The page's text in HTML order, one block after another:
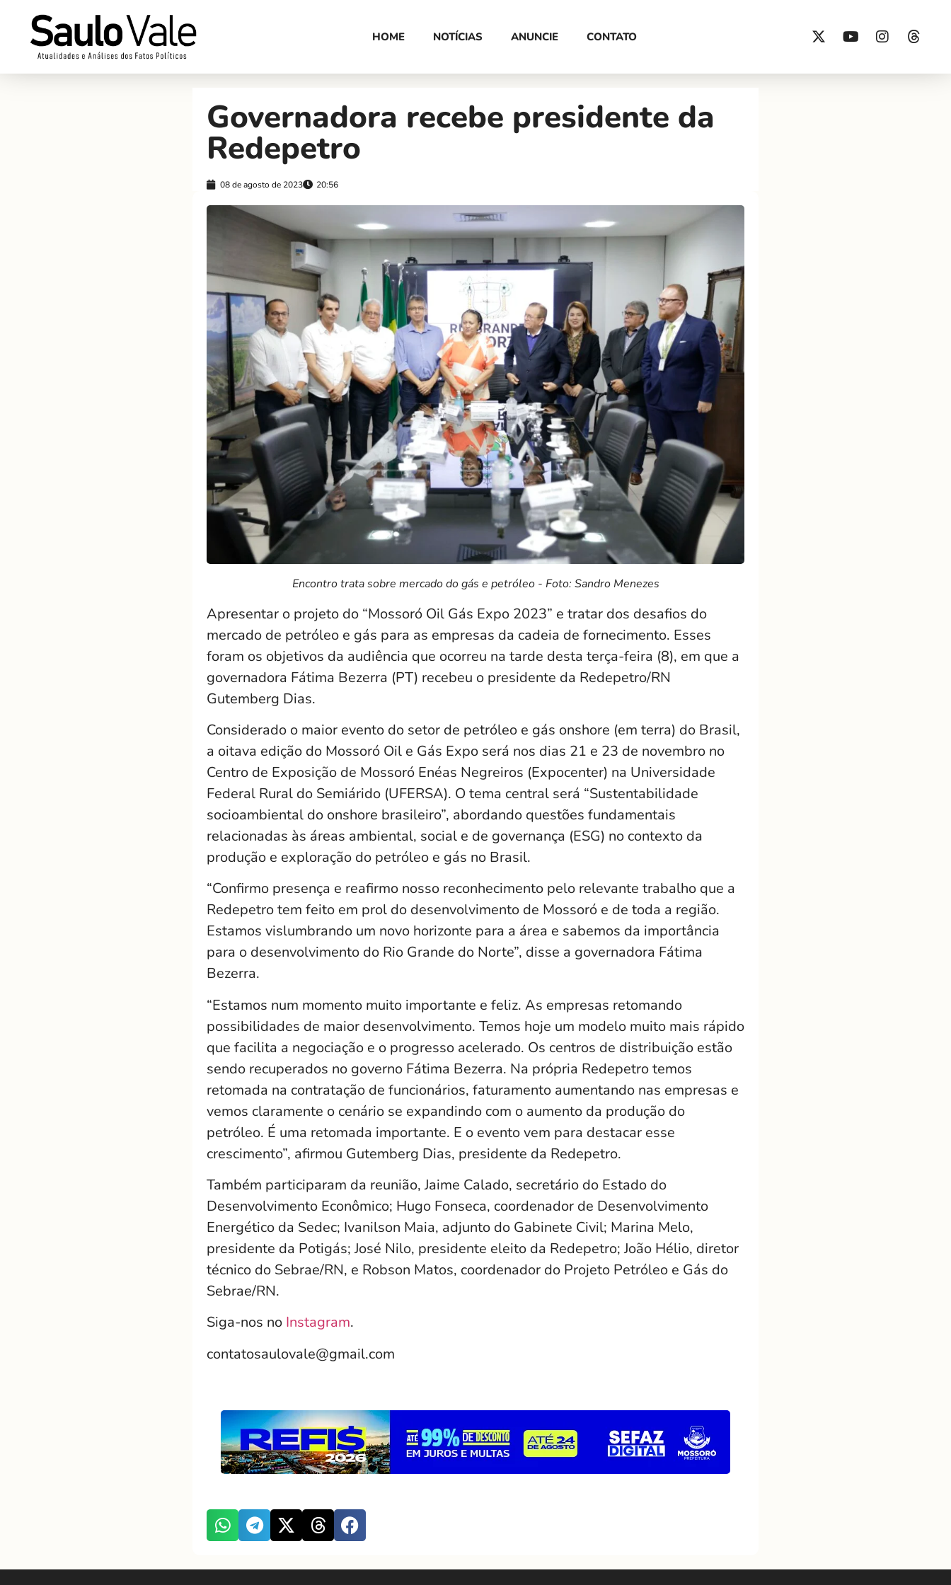
HOME NOTÍCIAS ANUNCIE CONTATO
Governadora recebe presidente da
Redepetro
08 de agosto de 2023 20:56
Encontro trata sobre mercado do gás e petróleo - Foto: Sandro Menezes
Apresentar o projeto do “Mossoró Oil Gás Expo 2023” e tratar dos desafios do
mercado de petróleo e gás para as empresas da cadeia de fornecimento. Esses
foram os objetivos da audiência que ocorreu na tarde desta terça-feira (8), em que a
governadora Fátima Bezerra (PT) recebeu o presidente da Redepetro/RN
Gutemberg Dias.
Considerado o maior evento do setor de petróleo e gás onshore (em terra) do Brasil,
a oitava edição do Mossoró Oil e Gás Expo será nos dias 21 e 23 de novembro no
Centro de Exposição de Mossoró Enéas Negreiros (Expocenter) na Universidade
Federal Rural do Semiárido (UFERSA). O tema central será “Sustentabilidade
socioambiental do onshore brasileiro”, abordando questões fundamentais
relacionadas às áreas ambiental, social e de governança (ESG) no contexto da
produção e exploração do petróleo e gás no Brasil.
“Confirmo presença e reafirmo nosso reconhecimento pelo relevante trabalho que a
Redepetro tem feito em prol do desenvolvimento de Mossoró e de toda a região.
Estamos vislumbrando um novo horizonte para a área e sabemos da importância
para o desenvolvimento do Rio Grande do Norte”, disse a governadora Fátima
Bezerra.
“Estamos num momento muito importante e feliz. As empresas retomando
possibilidades de maior desenvolvimento. Temos hoje um modelo muito mais rápido
que facilita a negociação e o progresso acelerado. Os centros de distribuição estão
sendo recuperados no governo Fátima Bezerra. Na própria Redepetro temos
retomada na contratação de funcionários, faturamento aumentando nas empresas e
vemos claramente o cenário se expandindo com o aumento da produção do
petróleo. É uma retomada importante. E o evento vem para destacar esse
crescimento”, afirmou Gutemberg Dias, presidente da Redepetro.
Também participaram da reunião, Jaime Calado, secretário do Estado do
Desenvolvimento Econômico; Hugo Fonseca, coordenador de Desenvolvimento
Energético da Sedec; Ivanilson Maia, adjunto do Gabinete Civil; Marina Melo,
presidente da Potigás; José Nilo, presidente eleito da Redepetro; João Hélio, diretor
técnico do Sebrae/RN, e Robson Matos, coordenador do Projeto Petróleo e Gás do
Sebrae/RN.
Siga-nos no Instagram.
contatosaulovale@gmail.com